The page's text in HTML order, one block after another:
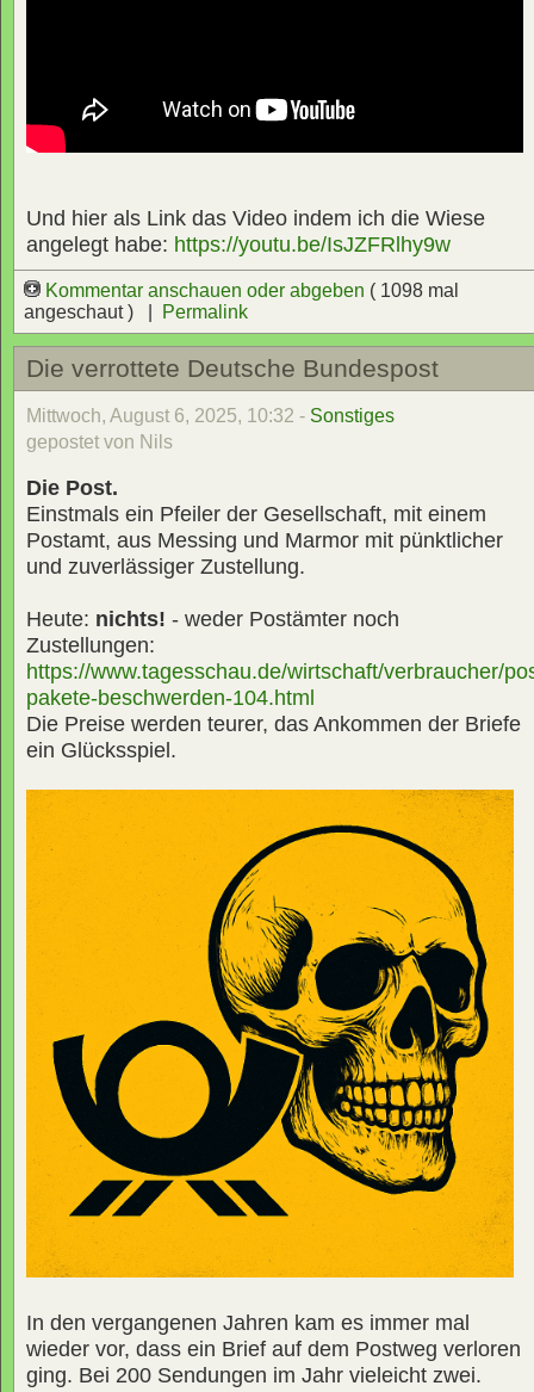
Und hier als Link das Video indem ich die Wiese
angelegt habe: https://youtu.be/IsJZFRlhy9w
Kommentar anschauen oder abgeben ( 1098 mal
angeschaut ) |
Permalink
Die verrottete Deutsche Bundespost
Mittwoch, August 6, 2025, 10:32 - Sonstiges
gepostet von Nils
Die Post.
Einstmals ein Pfeiler der Gesellschaft, mit einem
Postamt, aus Messing und Marmor mit pünktlicher
und zuverlässiger Zustellung.
Heute: nichts! - weder Postämter noch
Zustellungen:
https://www.tagesschau.de/wirtschaft/verbraucher/
pakete-beschwerden-104.html
Die Preise werden teurer, das Ankommen der Briefe
ein Glücksspiel.
In den vergangenen Jahren kam es immer mal
wieder vor, dass ein Brief auf dem Postweg verloren
ging. Bei 200 Sendungen im Jahr vieleicht zwei.